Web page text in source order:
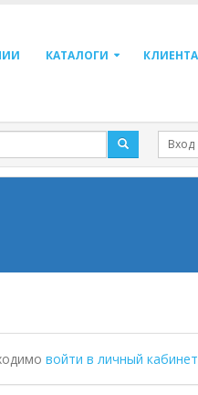
КАТАЛОГИ
Вход
войти в личный кабинет